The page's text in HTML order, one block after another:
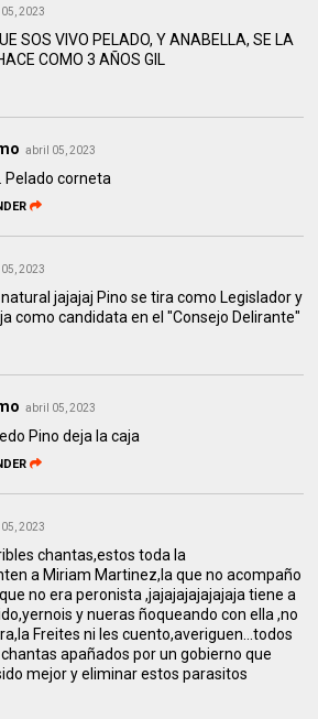
2023
SOS VIVO PELADO, Y ANABELLA, SE LA
COMO 3 AÑOS GIL
abril 05, 2023
Pelado corneta
2023
jajajaj Pino se tira como Legislador y
como candidata en el "Consejo Delirante"
abril 05, 2023
Pino deja la caja
2023
chantas,estos toda la
a Miriam Martinez,la que no acompaño
no era peronista ,jajajajajajajaja tiene a
y nueras ñoqueando con ella ,no
Freites ni les cuento,averiguen...todos
apañados por un gobierno que
mejor y eliminar estos parasitos